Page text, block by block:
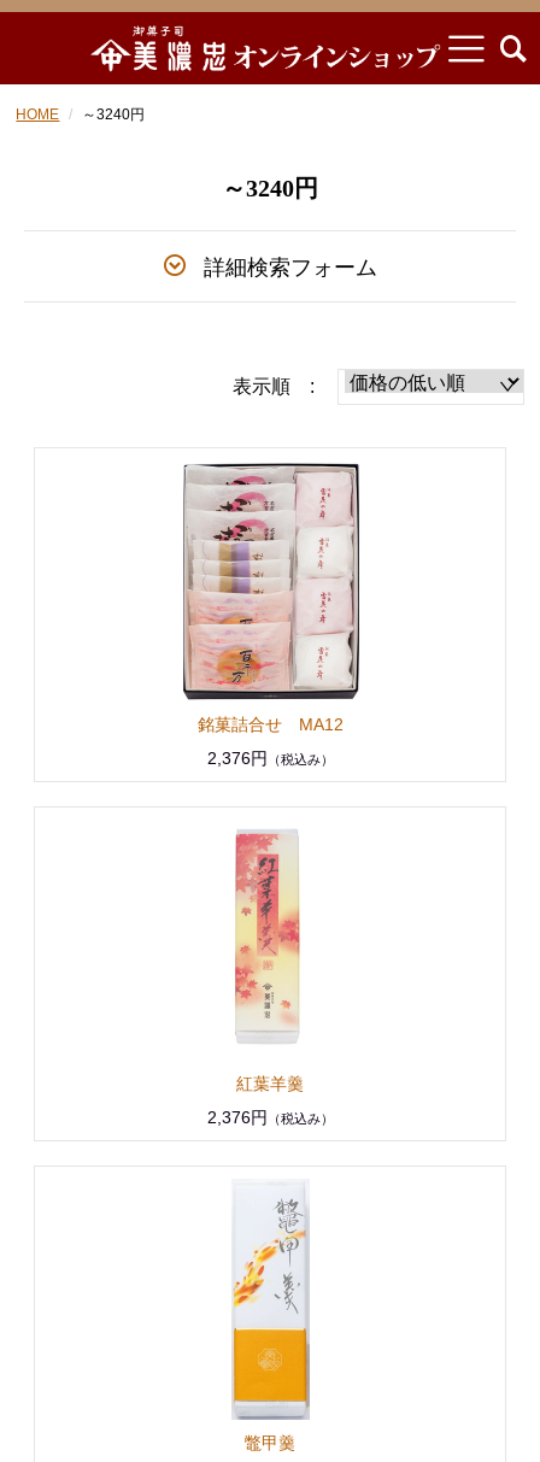
HOME ～3240円
～3240円
詳細検索フォーム
表示順 :
銘菓詰合せ MA12
2,376円
（税込み）
紅葉羊羹
2,376円
（税込み）
鼈甲羹